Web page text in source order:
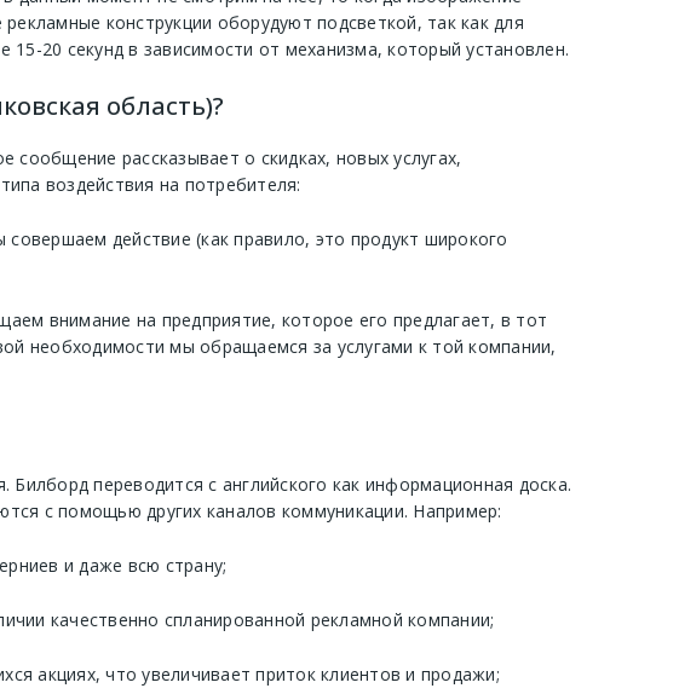
конструкции оборудуют подсветкой, так как для
20 секунд в зависимости от механизма, который установлен.
область)?
рассказывает о скидках, новых услугах,
воздействия на потребителя:
действие (как правило, это продукт широкого
внимание на предприятие, которое его предлагает, в тот
необходимости мы обращаемся за услугами к той компании,
переводится с английского как информационная доска.
с помощью других каналов коммуникации. Например:
и даже всю страну;
качественно спланированной рекламной компании;
акциях, что увеличивает приток клиентов и продажи;